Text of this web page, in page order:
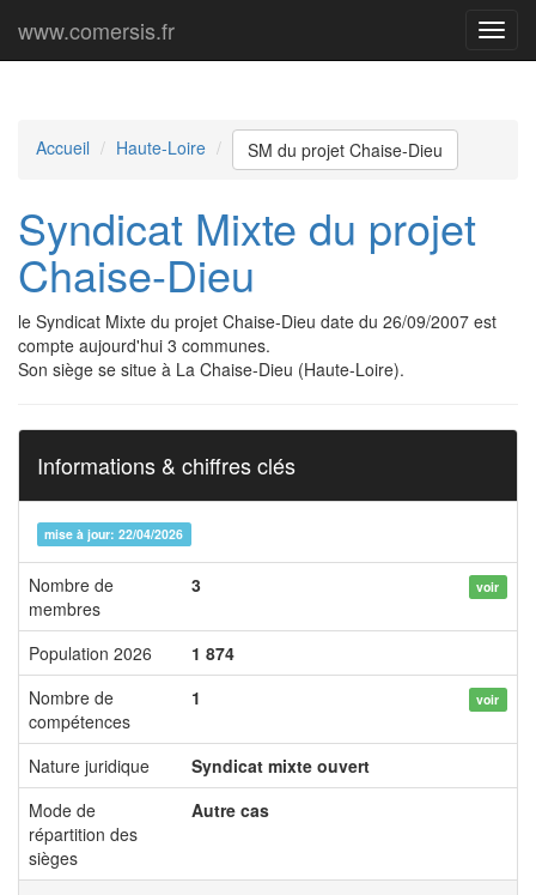
Menu
www.comersis.fr
Accueil Haute-Loire SM du projet Chaise-Dieu
Syndicat Mixte du projet
Chaise-Dieu
le Syndicat Mixte du projet Chaise-Dieu date du 26/09/2007 est
compte aujourd'hui 3 communes.
Son siège se situe à La Chaise-Dieu (Haute-Loire).
Informations & chiffres clés
mise à jour: 22/04/2026
Nombre de
membres
3 voir
Population 2026
1 874
Nombre de
compétences
1 voir
Nature juridique
Syndicat mixte ouvert
Mode de
répartition des
sièges
Autre cas